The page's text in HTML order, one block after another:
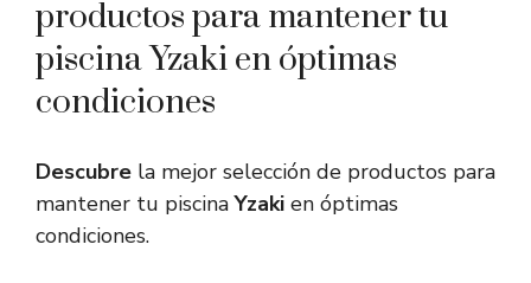
productos para mantener tu
piscina Yzaki en óptimas
condiciones
Descubre la mejor selección de productos para
mantener tu piscinaYzaki en óptimas
condiciones.